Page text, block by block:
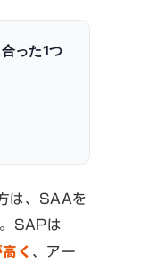
った1つ
は、SAAを
SAPは
く 、アー